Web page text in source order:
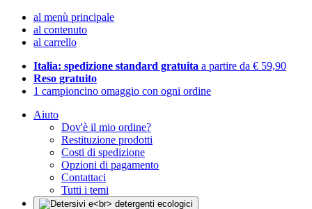
al menù principale
al contenuto
al carrello
Italia: spedizione standard gratuita a partire da € 59,90
Reso gratuito
1 campioncino omaggio con ogni ordine
Aiuto
Dov'è il mio ordine?
Restituzione prodotti
Costi di spedizione
Opzioni di pagamento
Contattaci
Tutti i temi